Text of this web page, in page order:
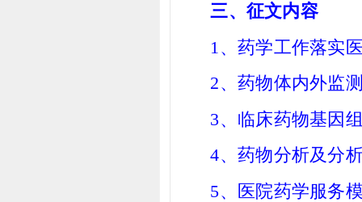
三、征文内容
1 、药学工作落实
2、药物体内外监
3、临床药物基因
4、药物分析及分
5、医院药学服务